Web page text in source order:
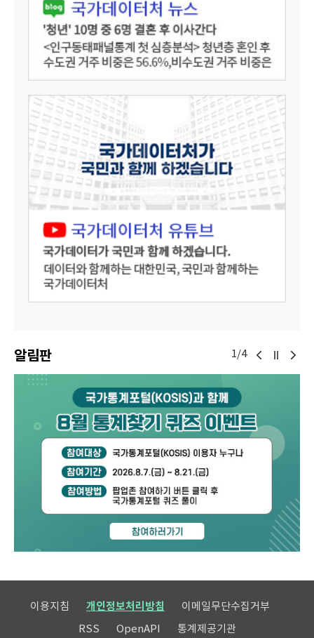
알림판 1/4
이용지침 개인정보처리방침
이메일무단수집거부
RSS
OpenAPI 통계제공기관